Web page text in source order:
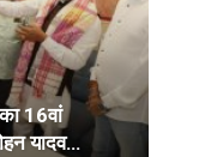
16वां
यादव…